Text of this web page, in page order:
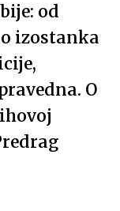
od
izostanka
O